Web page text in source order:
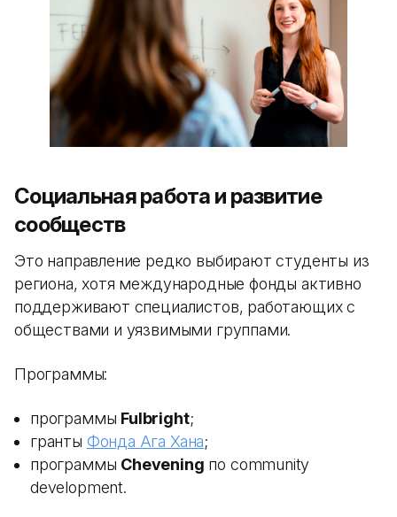
Социальная работа и развитие
сообществ
Это направление редко выбирают студенты из
региона, хотя международные фонды активно
поддерживают специалистов, работающих с
обществами и уязвимыми группами.
Программы:
программы Fulbright;
гранты Фонда Ага Хана;
программы Chevening по community
development.